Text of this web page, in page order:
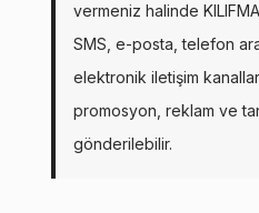
vermeniz halinde
SMS, e-posta, telefon
elektronik iletişim
promosyon, reklam ve
gönderilebilir.